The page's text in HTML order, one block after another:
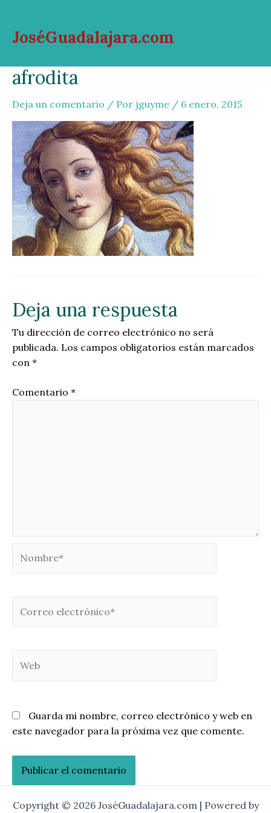
contenido
JoséGuadalajara.com
afrodita
Deja un comentario / Por jguyme / 6 enero, 2015
Deja una respuesta
Tu dirección de correo electrónico no será
publicada. Los campos obligatorios están marcados
con *
Comentario *
electrónico*
Guarda mi nombre, correo electrónico y web en
este navegador para la próxima vez que comente.
Copyright © 2026 JoséGuadalajara.com | Powered by